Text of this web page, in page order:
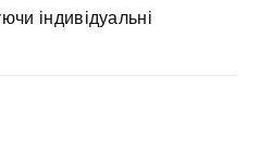
індивідуальні